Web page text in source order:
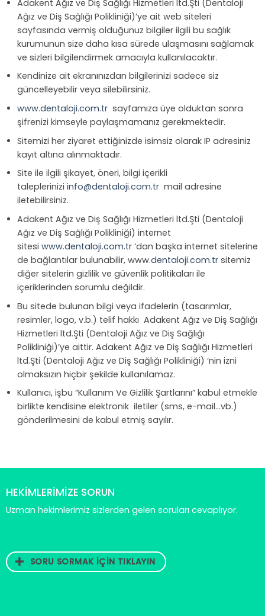
Adakent Ağız ve Diş Sağlığı Hizmetleri ltd.Şti (Dentaloji
Ağız ve Diş Sağlığı Polikliniği)’ye ait web siteleri
sayfasında vermiş olduğunuz bilgiler ilgili bu sağlık
kurumunun size daha kısa sürede ulaşmasını sağlamak
ve sizleri bilgilendirmek amacıyla kullanılacaktır.
Kendinize ait ekranınızdan bilgilerinizi sadece siz
güncelleyebilir veya silebilirsiniz.
www.dentaloji.com.trsayfamıza üye olduktan sonra
şifrenizi kimseyle paylaşmamanız gerekmektedir.
Sitemizi her ziyaret ettiğinizde isimsiz olarak IP adresiniz
kayıt altına alınmaktadır.
Site ile ilgili şikayet, öneri, bilgi içerikli
taleplerinizi info@dentaloji.com.trmail adresine
iletebilirsiniz.
Adakent Ağız ve Diş Sağlığı Hizmetleri ltd.Şti (Dentaloji
Ağız ve Diş Sağlığı Polikliniği) internet
sitesi www.dentaloji.com.tr‘dan başka internet sitelerine
de bağlantılar bulunabilir, www.dentaloji.com.trsitemiz
diğer sitelerin gizlilik ve güvenlik politikaları ile
içeriklerinden sorumlu değildir.
Bu sitede bulunan bilgi veya ifadelerin (tasarımlar,
resimler, logo, v.b.) telif hakkı Adakent Ağız ve Diş Sağlığı
Hizmetleri ltd.Şti (Dentaloji Ağız ve Diş Sağlığı
Polikliniği)’ye aittir. Adakent Ağız ve Diş Sağlığı Hizmetleri
ltd.Şti (Dentaloji Ağız ve Diş Sağlığı Polikliniği) ‘nin izni
olmaksızın hiçbir şekilde kullanılamaz.
Kullanıcı, işbu “Kullanım Ve Gizlilik Şartlarını” kabul etmekle
birlikte kendisine elektronik iletiler (sms, e-mail…vb.)
gönderilmesini de kabul etmiş sayılır.
HEKİMLERİMİZE SORUN
Uzman hekimlerimiz sizlerden gelen soruları cevaplıyor.
SORU SORMAK İÇİN TIKLAYIN